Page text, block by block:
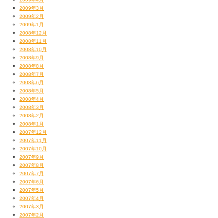
ここはこのタイミングでヤツらの未だ引きずる
「 モテなイズム
そのオリジンである我らが
満を持して禁を解くかと一念発起し
ひったすらリハスタで
そればかり練習してきたのであった笑
袖で見守る松永も、感無量といったところか。
全景こんな感じでした。
なんか今となっちゃすんごい昔の話の感じすんなあ
無数の足跡の残る「ステージ」
演者からするとここは天国になったり地獄になったり
HOMEになったりAWAYになったり
めっちゃLOVEを感じたり屈辱を感じたり
あのシャイなくせに目立ちたがりという
そもそも自己矛盾を抱えてる大ちゃんが
2009年3月
2009年2月
2009年1月
2008年12月
2008年11月
2008年10月
2008年9月
2008年8月
2008年7月
2008年6月
2008年5月
2008年4月
2008年3月
2008年2月
2008年1月
2007年12月
2007年11月
2007年10月
2007年9月
2007年8月
2007年7月
2007年6月
2007年5月
2007年4月
2007年3月
2007年2月